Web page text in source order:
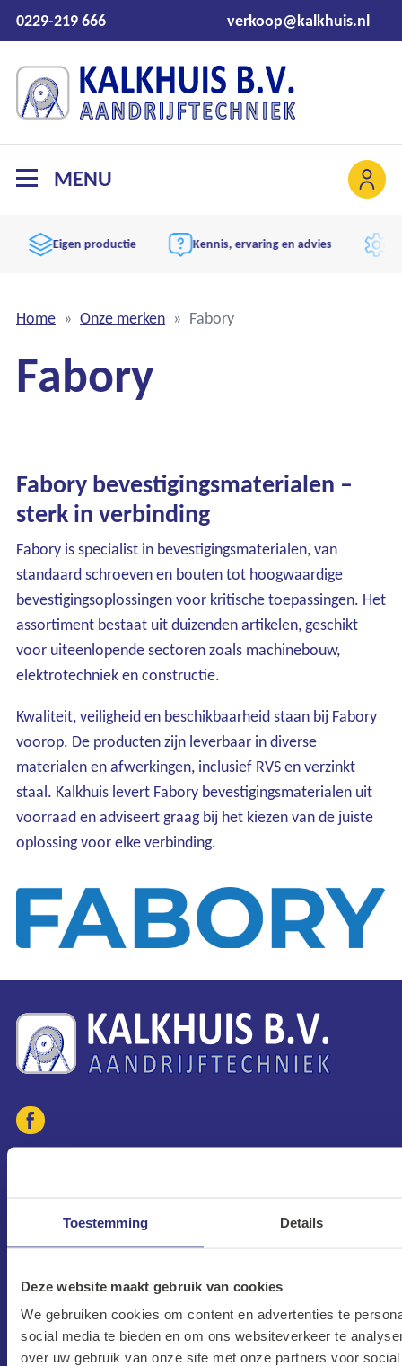
Toestemming Details
Deze website maakt gebruik van cookies
We gebruiken cookies om content en advertenties te
social media te bieden en om ons websiteverkeer te
over uw gebruik van onze site met onze partners voor
Onze merken
Onze diensten
Contact
0229-219 666 verkoop@kalkhuis.nl
MENU
Eigen productie Kennis, ervaring en advies
Home Onze merken Fabory
Fabory
Fabory bevestigingsmaterialen –
sterk in verbinding
Fabory is specialist in bevestigingsmaterialen, van
standaard schroeven en bouten tot hoogwaardige
bevestigingsoplossingen voor kritische toepassingen. Het
assortiment bestaat uit duizenden artikelen, geschikt
voor uiteenlopende sectoren zoals machinebouw,
elektrotechniek en constructie.
Kwaliteit, veiligheid en beschikbaarheid staan bij Fabory
voorop. De producten zijn leverbaar in diverse
materialen en afwerkingen, inclusief RVS en verzinkt
staal. Kalkhuis levert Fabory bevestigingsmaterialen uit
voorraad en adviseert graag bij het kiezen van de juiste
oplossing voor elke verbinding.
8:00 –13:00
Protonweg 20
1627 LD Hoorn